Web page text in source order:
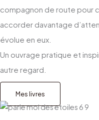
compagnon de route pour
accorder davantage
évolue en eux.
Un ouvrage pratique et
autre regard.
Mes livres